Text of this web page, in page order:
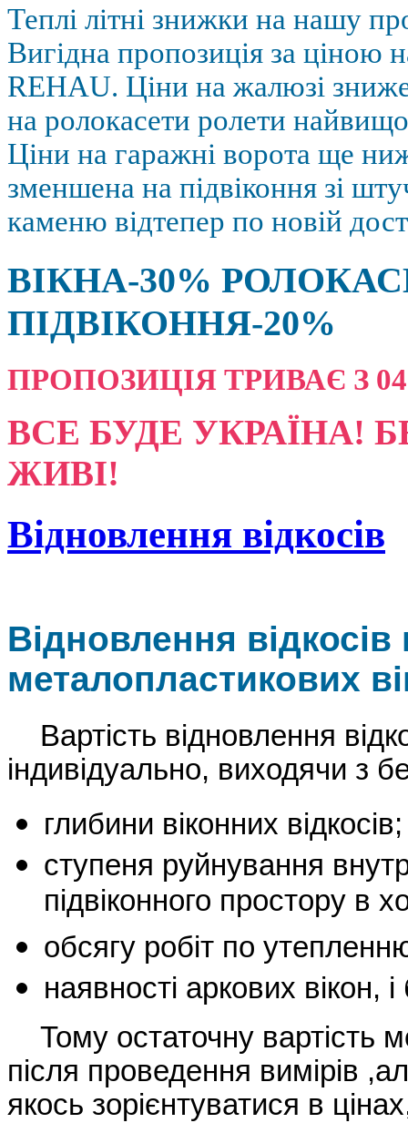
Теплі літні знижки на нашу
Вигідна пропозиція за ціною
REHAU. Ціни на жалюзі
на ролокасети ролети
Ціни на гаражні ворота ще
зменшена на підвіконня зі
каменю відтепер по новій
ВІКНА-30%
ПІДВІКОННЯ-20%
ПРОПОЗИЦІЯ ТРИВАЄ З
ВСЕ БУДЕ УКРАЇНА!
ЖИВІ!
Відновлення відкосів
Відновлення
металопластикових
Вартість відновлення
індивідуально, виходячи з
глибини віконних відкосів;
ступеня руйнування
підвіконного простору в
обсягу робіт по
наявності аркових вікон,
Тому остаточну вартість
після проведення вимірів
якось зорієнтуватися в